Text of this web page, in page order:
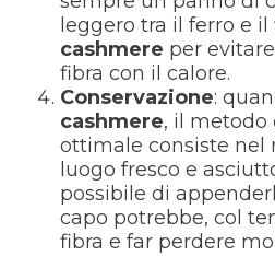
leggero tra il ferro e il
cashmere per
fibra con il calore.
Conservazione:
cashmere, il metodo
ottimale consiste nel
luogo fresco e
possibile di
capo potrebbe, col
fibra e far perdere